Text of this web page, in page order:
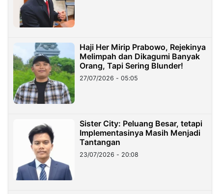
Haji Her Mirip Prabowo, Rejekinya
Melimpah dan Dikagumi Banyak
Orang, Tapi Sering Blunder!
27/07/2026 - 05:05
Sister City: Peluang Besar, tetapi
Implementasinya Masih Menjadi
Tantangan
23/07/2026 - 20:08